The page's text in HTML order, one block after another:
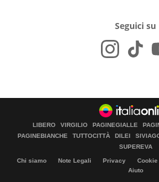
Seguici su
LIBERO VIRGILIO PAGINEGIALLE
PAGINEBIANCHE
TUTTOCITTÀ DILEI
SUPEREVA
Chi siamo Note Legali Privacy
Aiuto